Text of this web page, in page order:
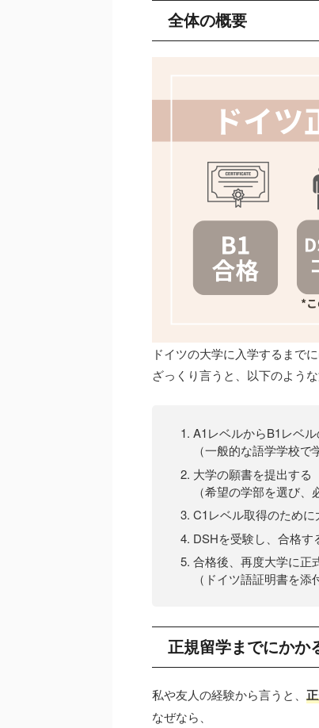
全体の概要
ドイツの大学に入学するまで
ざっくり言うと、以下のような
A1レベルからB1レベ
（一般的な語学学校で
大学の願書を提出する
（希望の学部を選び、
C1レベル取得のため
DSHを受験し、合格す
合格後、再度大学に正
（ドイツ語証明書を
正規留学までにかか
私や友人の経験から言うと、
なぜなら、